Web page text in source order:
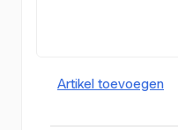
Artikel toevoegen